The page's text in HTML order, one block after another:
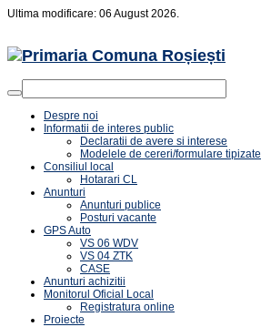
Ultima modificare: 06 August 2026.
Despre noi
Informatii de interes public
Declaratii de avere si interese
Modelele de cereri/formulare tipizate
Consiliul local
Hotarari CL
Anunturi
Anunturi publice
Posturi vacante
GPS Auto
VS 06 WDV
VS 04 ZTK
CASE
Anunturi achizitii
Monitorul Oficial Local
Registratura online
Proiecte